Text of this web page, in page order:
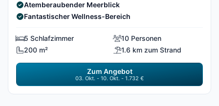
Atemberaubender Meerblick
Fantastischer Wellness-Bereich
5 Schlafzimmer
10 Personen
200 m²
1.6 km zum Strand
Zum Angebot
03. Okt. - 10. Okt. - 1.732 €